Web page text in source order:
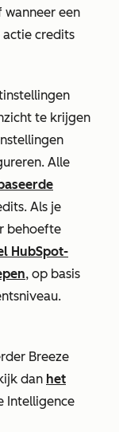
een
credits
te krijgen
Alle
Als je
behoefte
HubSpot-
, op basis
Breeze
dan het
Intelligence